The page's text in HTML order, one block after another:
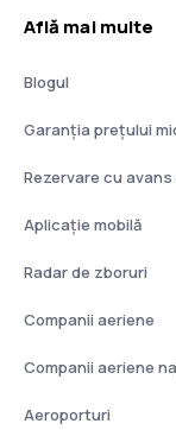
Află mai multe
Blogul
Garanția prețului
Rezervare cu avans
Aplicație mobilă
Radar de zboruri
Companii aeriene
Companii aeriene
Aeroporturi